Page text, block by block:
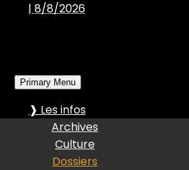
| 8/8/2026
Primary Menu
❱ Les infos
Archives
Culture
Dossiers